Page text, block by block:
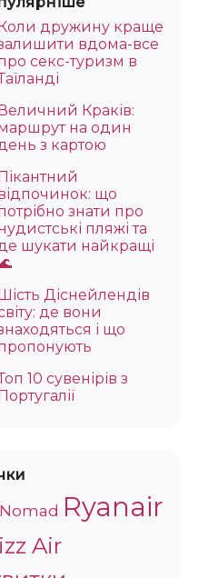
дружину краще
вдома-все
секс-туризм в
Краків:
на один
з картою
що
знати про
пляжі та
шукати найкращі
Діснейлендів
де вони
і що
10 сувенірів з
Ryanair
Air